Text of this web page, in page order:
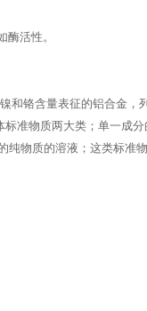
活性。
和铬含量表征的铝合金，
准物质两大类；单一成
物质的溶液；这类标准